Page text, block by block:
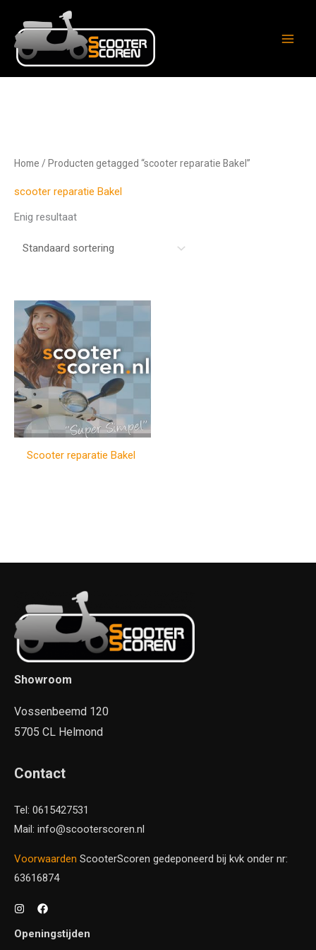
naar
inhoud
Home / Producten getagged “scooter reparatie Bakel”
scooter reparatie Bakel
Enig resultaat
Scooter reparatie Bakel
Showroom
Vossenbeemd 120
5705 CL Helmond
Contact
Tel: 0615427531
Mail: info@scooterscoren.nl
Voorwaarden ScooterScoren gedeponeerd bij kvk onder nr:
63616874
Openingstijden